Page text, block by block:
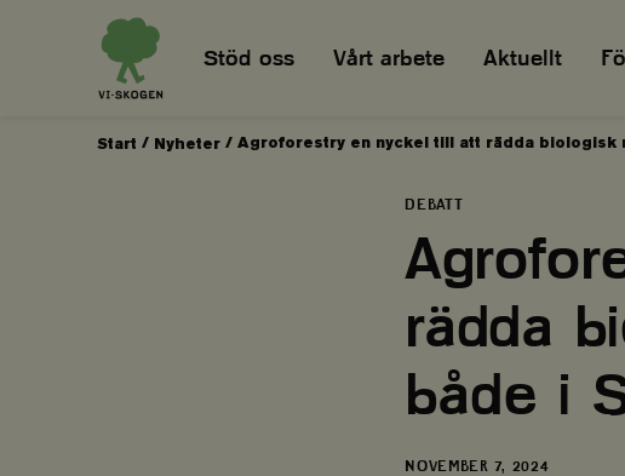
Stöd oss Vårt arbete Aktuellt
Start / Nyheter / Agroforestry en nyckel till att rädda biologisk
DEBATT
rädda
både i
DATUM
NOVEMBER 7, 2024